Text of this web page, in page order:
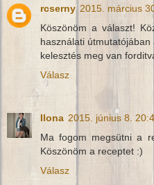
rcserny 2015. március
Köszönöm a választ!
használati
kelesztés meg van
Válasz
Ilona 2015. június 8.
Ma fogom megsütni a
Köszönöm a receptet :)
Válasz